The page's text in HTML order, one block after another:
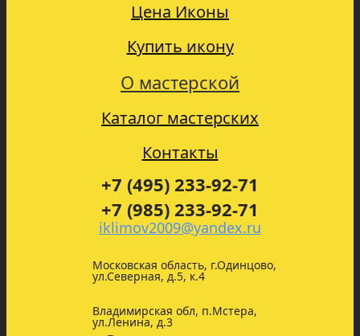
Цена Иконы
Купить икону
О мастерской
Каталог мастерских
Контакты
+7 (495) 233-92-71
+7 (985) 233-92-71
iklimov2009@yandex.ru
Московская область, г.Одинцово,
ул.Северная, д.5, к.4
Владимирская обл, п.Мстера,
ул.Ленина, д.3